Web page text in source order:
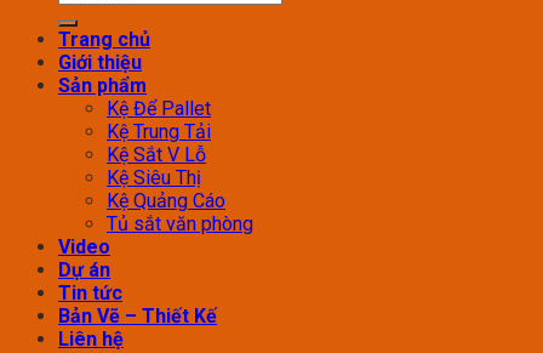
Trang chủ
Giới thiệu
Sản phẩm
Kệ Để Pallet
Kệ Trung Tải
Kệ Sắt V Lỗ
Kệ Siêu Thị
Kệ Quảng Cáo
Tủ sắt văn phòng
Video
Dự án
Tin tức
Bản Vẽ – Thiết Kế
Liên hệ